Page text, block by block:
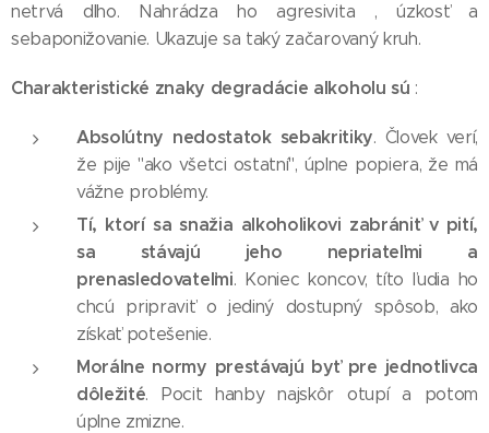
netrvá dlho. Nahrádza ho agresivita , úzkosť a
sebaponižovanie. Ukazuje sa taký začarovaný kruh.
Charakteristické znaky degradácie alkoholu sú :
Absolútny nedostatok sebakritiky. Človek verí,
že pije "ako všetci ostatní", úplne popiera, že má
vážne problémy.
Tí, ktorí sa snažia alkoholikovi zabrániť v pití,
sa stávajú jeho nepriateľmi a
prenasledovateľmi. Koniec koncov, títo ľudia ho
chcú pripraviť o jediný dostupný spôsob, ako
získať potešenie.
Morálne normy prestávajú byť pre jednotlivca
dôležité. Pocit hanby najskôr otupí a potom
úplne zmizne.